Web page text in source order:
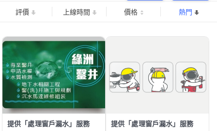
評價 上線時間 價格 熱門
提供「處理窗戶漏水」服務 提供「處理窗戶漏水」服務